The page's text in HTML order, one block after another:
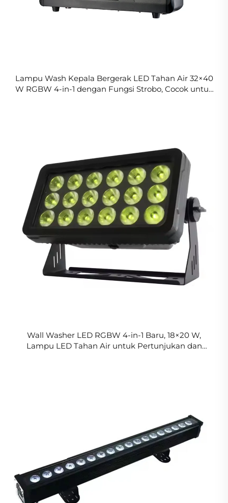
Lampu Wash Kepala Bergerak LED Tahan Air 32×40
W RGBW 4-in-1 dengan Fungsi Strobo, Cocok untuk
Wall Washer LED RGBW 4-in-1 Baru, 18×20 W,
Lampu LED Tahan Air untuk Pertunjukan dan